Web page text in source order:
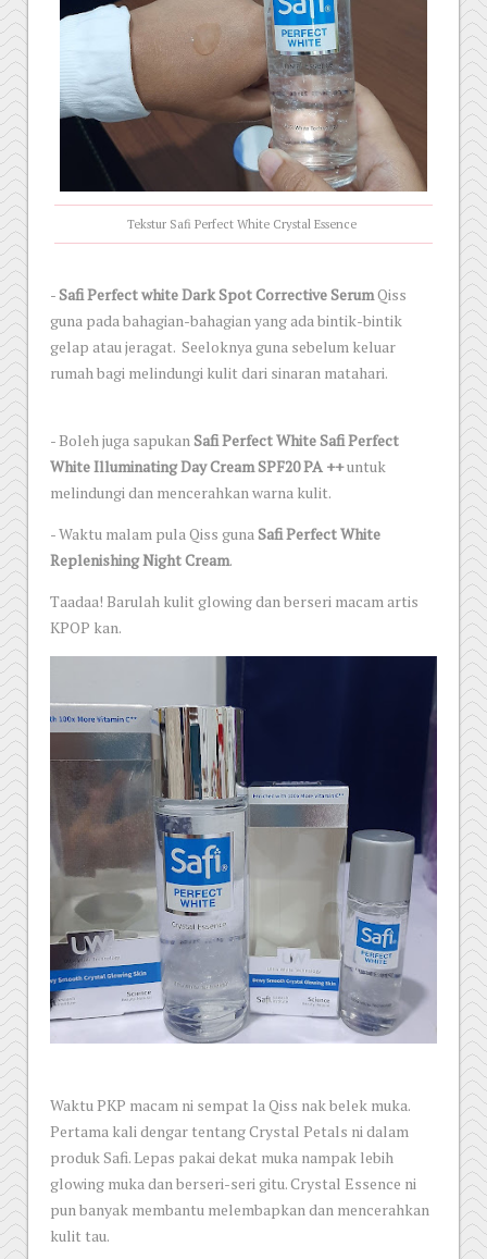
Tekstur Safi Perfect White Crystal Essence
-Safi Perfect white Dark Spot Corrective SerumQiss
guna pada bahagian-bahagian yang ada bintik-bintik
gelap atau jeragat. Seeloknya guna sebelum keluar
rumah bagi melindungi kulit dari sinaran matahari.
- Boleh juga sapukanSafi Perfect White Safi Perfect
White Illuminating Day Cream SPF20 PA ++untuk
melindungi dan mencerahkan warna kulit.
- Waktu malam pula Qiss gunaSafi Perfect White
Replenishing Night Cream.
Taadaa! Barulah kulit glowing dan berseri macam artis
KPOP kan.
Waktu PKP macam ni sempat la Qiss nak belek muka.
Pertama kali dengar tentang Crystal Petals ni dalam
produk Safi. Lepas pakai dekat muka nampak lebih
glowing muka dan berseri-seri gitu. Crystal Essence ni
pun banyak membantu melembapkan dan mencerahkan
kulit tau.